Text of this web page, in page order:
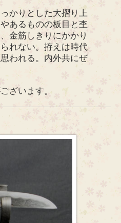
かりとした大摺り上
あるものの板目と杢
金筋しきりにかかり
れない。拵えは時代
われる。内外共にぜ
ざいます。